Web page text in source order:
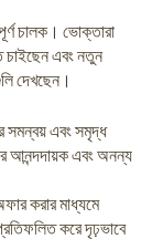
চালক। ভোক্তারা
চাইছেন এবং নতুন
দেখছেন।
সমন্বয় এবং সমৃদ্ধ
আনন্দদায়ক এবং অনন্য
করার মাধ্যমে
করে দৃঢ়ভাবে